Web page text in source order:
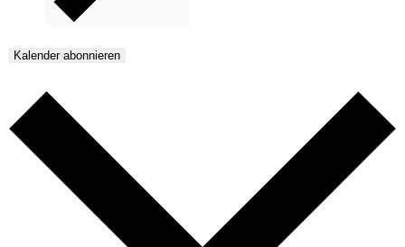
Kalender abonnieren